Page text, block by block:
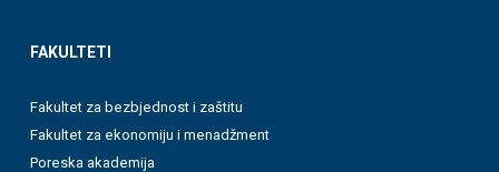
FAKULTETI
Fakultet za bezbjednost i zaštitu
Fakultet za ekonomiju i menadžment
Poreska akademija